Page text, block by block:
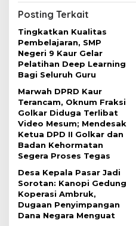
a
s
i
p
o
s
Posting Terkait
Tingkatkan Kualitas
Pembelajaran, SMP
Negeri 9 Kaur Gelar
Pelatihan Deep Learning
Bagi Seluruh Guru
Marwah DPRD Kaur
Terancam, Oknum Fraksi
Golkar Diduga Terlibat
Video Mesum; Mendesak
Ketua DPD II Golkar dan
Badan Kehormatan
Segera Proses Tegas
Desa Kepala Pasar Jadi
Sorotan: Kanopi Gedung
Koperasi Ambruk,
Dugaan Penyimpangan
Dana Negara Menguat